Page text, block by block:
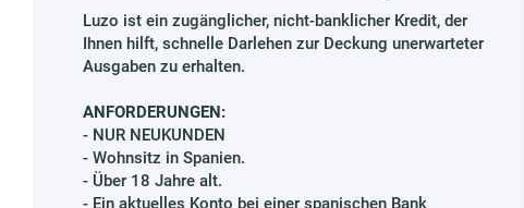
Luzo ist ein zugänglicher, nicht-banklicher Kredit, der
Ihnen hilft, schnelle Darlehen zur Deckung unerwarteter
Ausgaben zu erhalten.
ANFORDERUNGEN:
- NUR NEUKUNDEN
- Wohnsitz in Spanien.
- Über 18 Jahre alt.
- Ein aktuelles Konto bei einer spanischen Bank